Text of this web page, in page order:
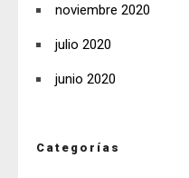
noviembre 2020
julio 2020
junio 2020
Categorías